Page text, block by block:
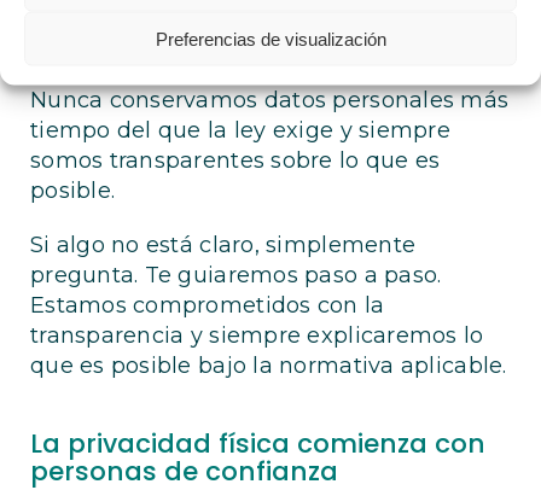
Preferencias de visualización
nombre, necesitas una solicitud formal.
Nunca conservamos datos personales más
tiempo del que la ley exige y siempre
somos transparentes sobre lo que es
posible.
Si algo no está claro, simplemente
pregunta. Te guiaremos paso a paso.
Estamos comprometidos con la
transparencia y siempre explicaremos lo
que es posible bajo la normativa aplicable.
La privacidad física comienza con
personas de confianza